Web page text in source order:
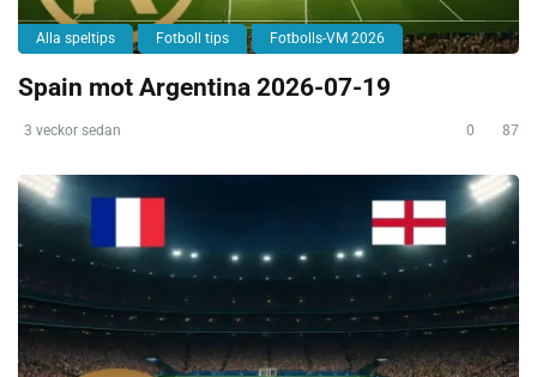
Alla speltips Fotboll tips Fotbolls-VM 2026
Spain mot Argentina 2026-07-19
3 veckor sedan 0 87